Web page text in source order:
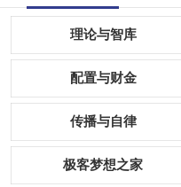
理论与智库
配置与财金
传播与自律
极客梦想之家